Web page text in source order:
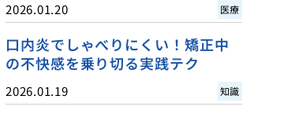
2026.01.20 医療
口内炎でしゃべりにくい！矯正中
の不快感を乗り切る実践テク
2026.01.19 知識